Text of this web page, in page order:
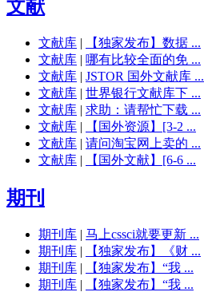
文献
文献库 |
【独家发布】数据 ...
文献库 | 哪有比较全面的免 ...
文献库 | JSTOR 国外文献库 ...
文献库 | 世界银行文献库下 ...
文献库 | 求助：请帮忙下载 ...
文献库 |
【国外资源】[3-2 ...
文献库 | 请问淘宝网上卖的 ...
文献库 | 【国外文献】[6-6 ...
期刊
期刊库 | 马上cssci就要更新 ...
期刊库 |
【独家发布】《财 ...
期刊库 |
【独家发布】“我 ...
期刊库 |
【独家发布】“我 ...